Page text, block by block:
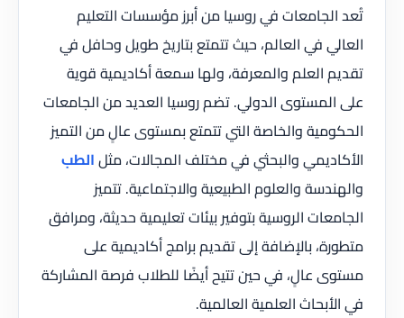
تُعد الجامعات في روسيا من أبرز مؤسسات التعليم
العالي في العالم، حيث تتمتع بتاريخ طويل وحافل في
تقديم العلم والمعرفة، ولها سمعة أكاديمية قوية
على المستوى الدولي. تضم روسيا العديد من الجامعات
الحكومية والخاصة التي تتمتع بمستوى عالٍ من التميز
الأكاديمي والبحثي في مختلف المجالات، مثلالطب
والهندسة والعلوم الطبيعية والاجتماعية. تتميز
الجامعات الروسية بتوفير بيئات تعليمية حديثة، ومرافق
متطورة، بالإضافة إلى تقديم برامج أكاديمية على
مستوى عالٍ، في حين تتيح أيضًا للطلاب فرصة المشاركة
في الأبحاث العلمية العالمية.